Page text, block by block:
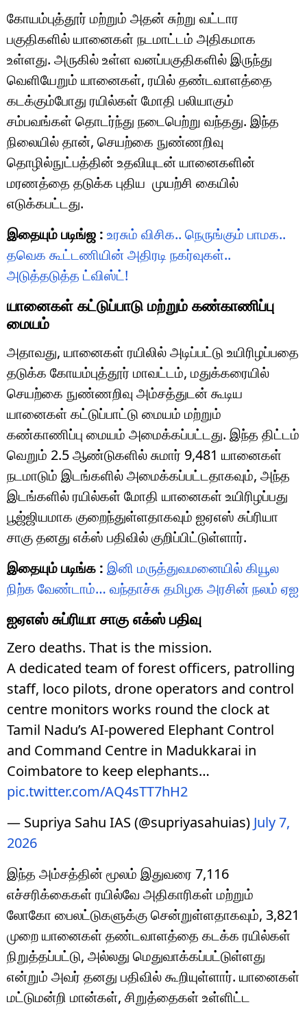
கோயம்புத்தூர் மற்றும் அதன் சுற்று வட்டார
பகுதிகளில் யானைகள் நடமாட்டம் அதிகமாக
உள்ளது. அருகில் உள்ள வனப்பகுதிகளில் இருந்து
வெளியேறும் யானைகள், ரயில் தண்டவாளத்தை
கடக்கும்போது ரயில்கள் மோதி பலியாகும்
சம்பவங்கள் தொடர்ந்து நடைபெற்று வந்தது. இந்த
நிலையில் தான், செயற்கை நுண்ணறிவு
தொழில்நுட்பத்தின் உதவியுடன் யானைகளின்
மரணத்தை தடுக்க புதிய முயற்சி கையில்
எடுக்கபட்டது.
இதையும் படிங்ஜ : உரசும் விசிக.. நெருங்கும் பாமக..
தவெக கூட்டணியின் அதிரடி நகர்வுகள்..
அடுத்தடுத்த ட்விஸ்ட்!
யானைகள் கட்டுப்பாடு மற்றும் கண்காணிப்பு
மையம்
அதாவது, யானைகள் ரயிலில் அடிப்பட்டு உயிரிழப்பதை
தடுக்க கோயம்புத்தூர் மாவட்டம், மதுக்கரையில்
செயற்கை நுண்ணறிவு அம்சத்துடன் கூடிய
யானைகள் கட்டுப்பாட்டு மையம் மற்றும்
கண்காணிப்பு மையம் அமைக்கப்பட்டது. இந்த திட்டம்
வெறும் 2.5 ஆண்டுகளில் சுமார் 9,481 யானைகள்
நடமாடும் இடங்களில் அமைக்கப்பட்டதாகவும், அந்த
இடங்களில் ரயில்கள் மோதி யானைகள் உயிரிழப்பது
பூஜ்ஜியமாக குறைந்துள்ளதாகவும் ஐஏஎஸ் சுப்ரியா
சாகு தனது எக்ஸ் பதிவில் குறிப்பிட்டுள்ளார்.
இதையும் படிங்க : இனி மருத்துவமனையில் கியூல
நிற்க வேண்டாம்… வந்தாச்சு தமிழக அரசின் நலம் ஏஐ
ஐஏஎஸ் சுப்ரியா சாகு எக்ஸ் பதிவு
Zero deaths. That is the mission.
A dedicated team of forest officers, patrolling
staff, loco pilots, drone operators and control
centre monitors works round the clock at
Tamil Nadu’s AI-powered Elephant Control
and Command Centre in Madukkarai in
Coimbatore to keep elephants…
pic.twitter.com/AQ4sTT7hH2
— Supriya Sahu IAS (@supriyasahuias) July 7,
2026
இந்த அம்சத்தின் மூலம் இதுவரை 7,116
எச்சரிக்கைகள் ரயில்வே அதிகாரிகள் மற்றும்
லோகோ பைலட்டுகளுக்கு சென்றுள்ளதாகவும், 3,821
முறை யானைகள் தண்டவாளத்தை கடக்க ரயில்கள்
நிறுத்தப்பட்டு, அல்லது மெதுவாக்கப்பட்டுள்ளது
என்றும் அவர் தனது பதிவில் கூறியுள்ளார். யானைகள்
மட்டுமன்றி மான்கள், சிறுத்தைகள் உள்ளிட்ட